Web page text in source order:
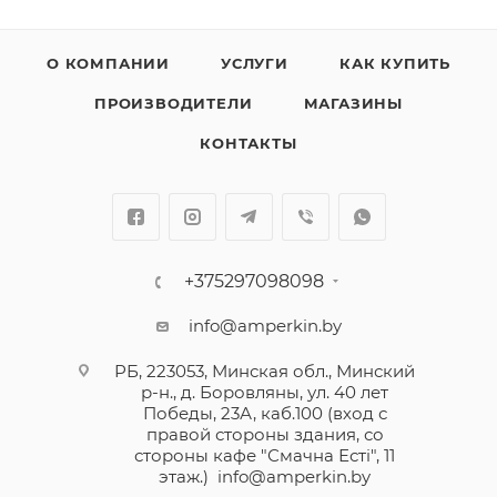
О КОМПАНИИ УСЛУГИ КАК КУПИТЬ
ПРОИЗВОДИТЕЛИ МАГАЗИНЫ
КОНТАКТЫ
+375297098098
info@amperkin.by
РБ, 223053, Минская обл., Минский
р-н., д. Боровляны, ул. 40 лет
Победы, 23А, каб.100 (вход с
правой стороны здания, со
стороны кафе "Смачна Естi", 11
этаж.) info@amperkin.by